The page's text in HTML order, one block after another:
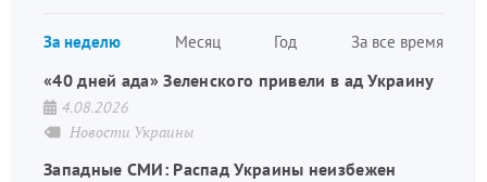
За неделю Месяц Год За все время
«40 дней ада» Зеленского привели в ад Украину
4.08.2026
Новости Украины
Западные СМИ: Распад Украины неизбежен